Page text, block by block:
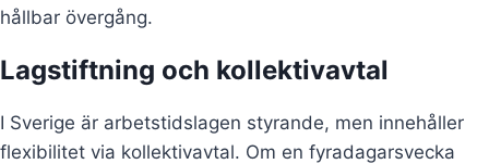
hållbar övergång.
Lagstiftning och kollektivavtal
I Sverige är arbetstidslagen styrande, men innehåller
flexibilitet via kollektivavtal. Om en fyradagarsvecka